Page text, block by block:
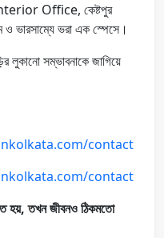
Office, কেষ্টপুর
ও ভারসাম্যে ভরা এক স্পেসে।
লুকানো সম্ভাবনাকে জাগিয়ে
contact
contact
হয়, তখন জীবনও ঠিকমতো